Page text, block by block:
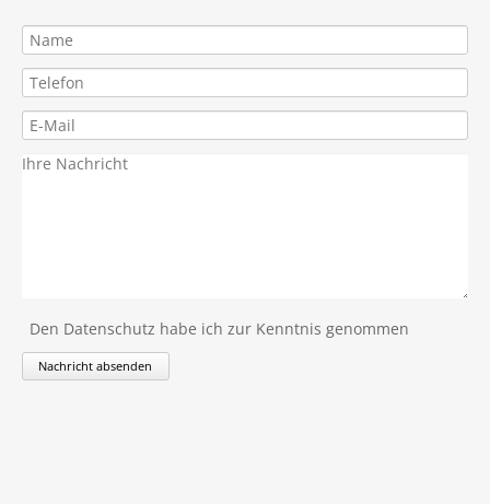
Den Datenschutz habe ich zur Kenntnis genommen
Nachricht absenden